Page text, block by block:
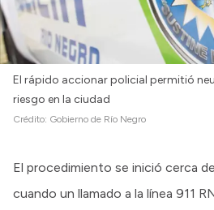
El rápido accionar policial permitió
riesgo en la ciudad
Crédito: Gobierno de Río Negro
El procedimiento se inició cerca de
cuando un llamado a la línea 911